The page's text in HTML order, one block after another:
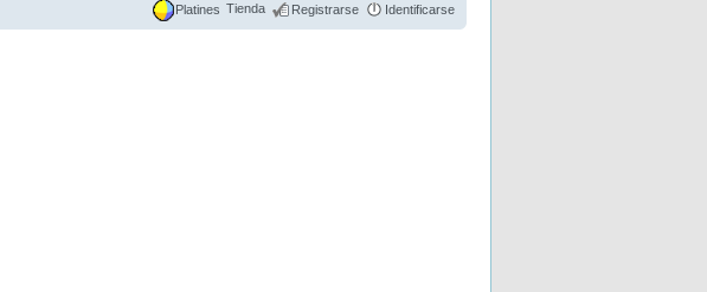
Platines Tienda Registrarse Identificarse